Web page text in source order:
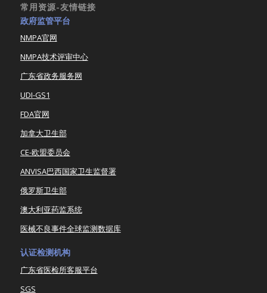
常用资源-友情链接
政府监管平台
NMPA官网
NMPA技术评审中心
广东省政务服务网
UDI-GS1
FDA官网
加拿大卫生部
CE-欧盟委员会
ANVISA巴西国家卫生监督署
俄罗斯卫生部
澳大利亚药监系统
医械不良事件全球监测数据库
认证检测机构
广东省医检所客服平台
SGS